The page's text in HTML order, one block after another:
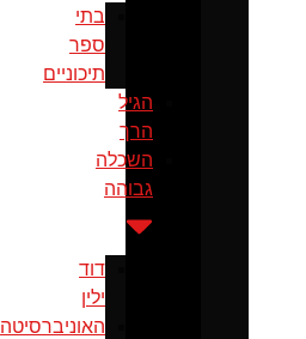
בתי
ספר
תיכוניים
הגיל
הרך
השכלה
גבוהה
דוד
ילין
האוניברסיטה